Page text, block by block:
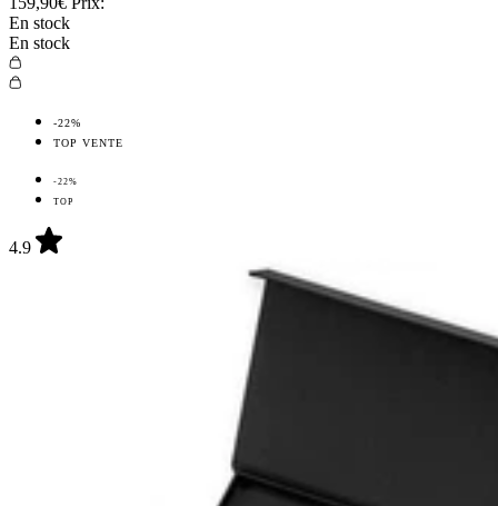
En stock
En stock
-22%
TOP VENTE
-22%
TOP
4.9